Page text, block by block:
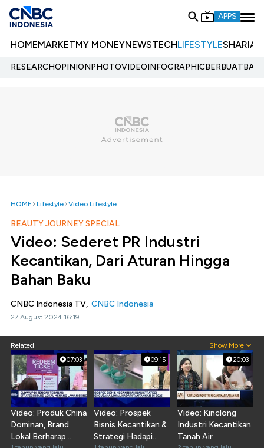
APPS
HOMEMARKETMY MONEYNEWSTECHLIFESTYLESHARIA
RESEARCHOPINIONPHOTOVIDEOINFOGRAPHIC
HOME Lifestyle Video Lifestyle
BEAUTY JOURNEY SPECIAL
Video: Sederet PR Industri
Kecantikan, Dari Aturan Hingga
Bahan Baku
CNBC Indonesia TV, CNBC Indonesia
27 August 2024 16:19
Related Show More
07:03
Video: Produk China
Dominan, Brand
Lokal Berharap
09:15
Video: Prospek
Bisnis Kecantikan &
Strategi Hadapi
20:03
Video: Kinclong
Industri Kecantikan
Tanah Air